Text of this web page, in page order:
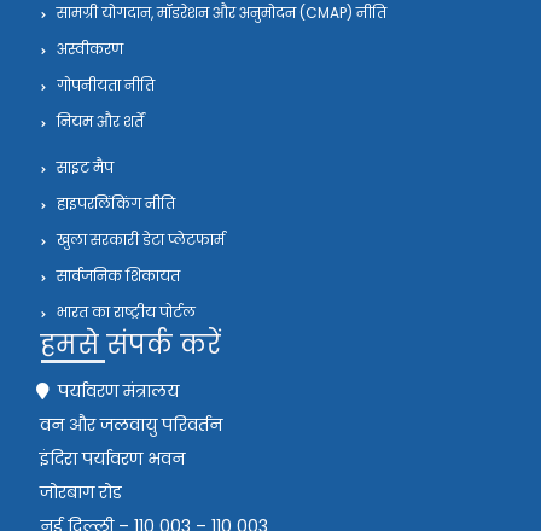
सामग्री योगदान, मॉडरेशन और अनुमोदन (CMAP) नीति
अस्वीकरण
गोपनीयता नीति
नियम और शर्तें
साइट मैप
हाइपरलिंकिंग नीति
खुला सरकारी डेटा प्लेटफार्म
सार्वजनिक शिकायत
भारत का राष्ट्रीय पोर्टल
हमसे संपर्क करें
पर्यावरण मंत्रालय
वन और जलवायु परिवर्तन
इंदिरा पर्यावरण भवन
जोरबाग रोड
नई दिल्ली – 110 003 – 110 003